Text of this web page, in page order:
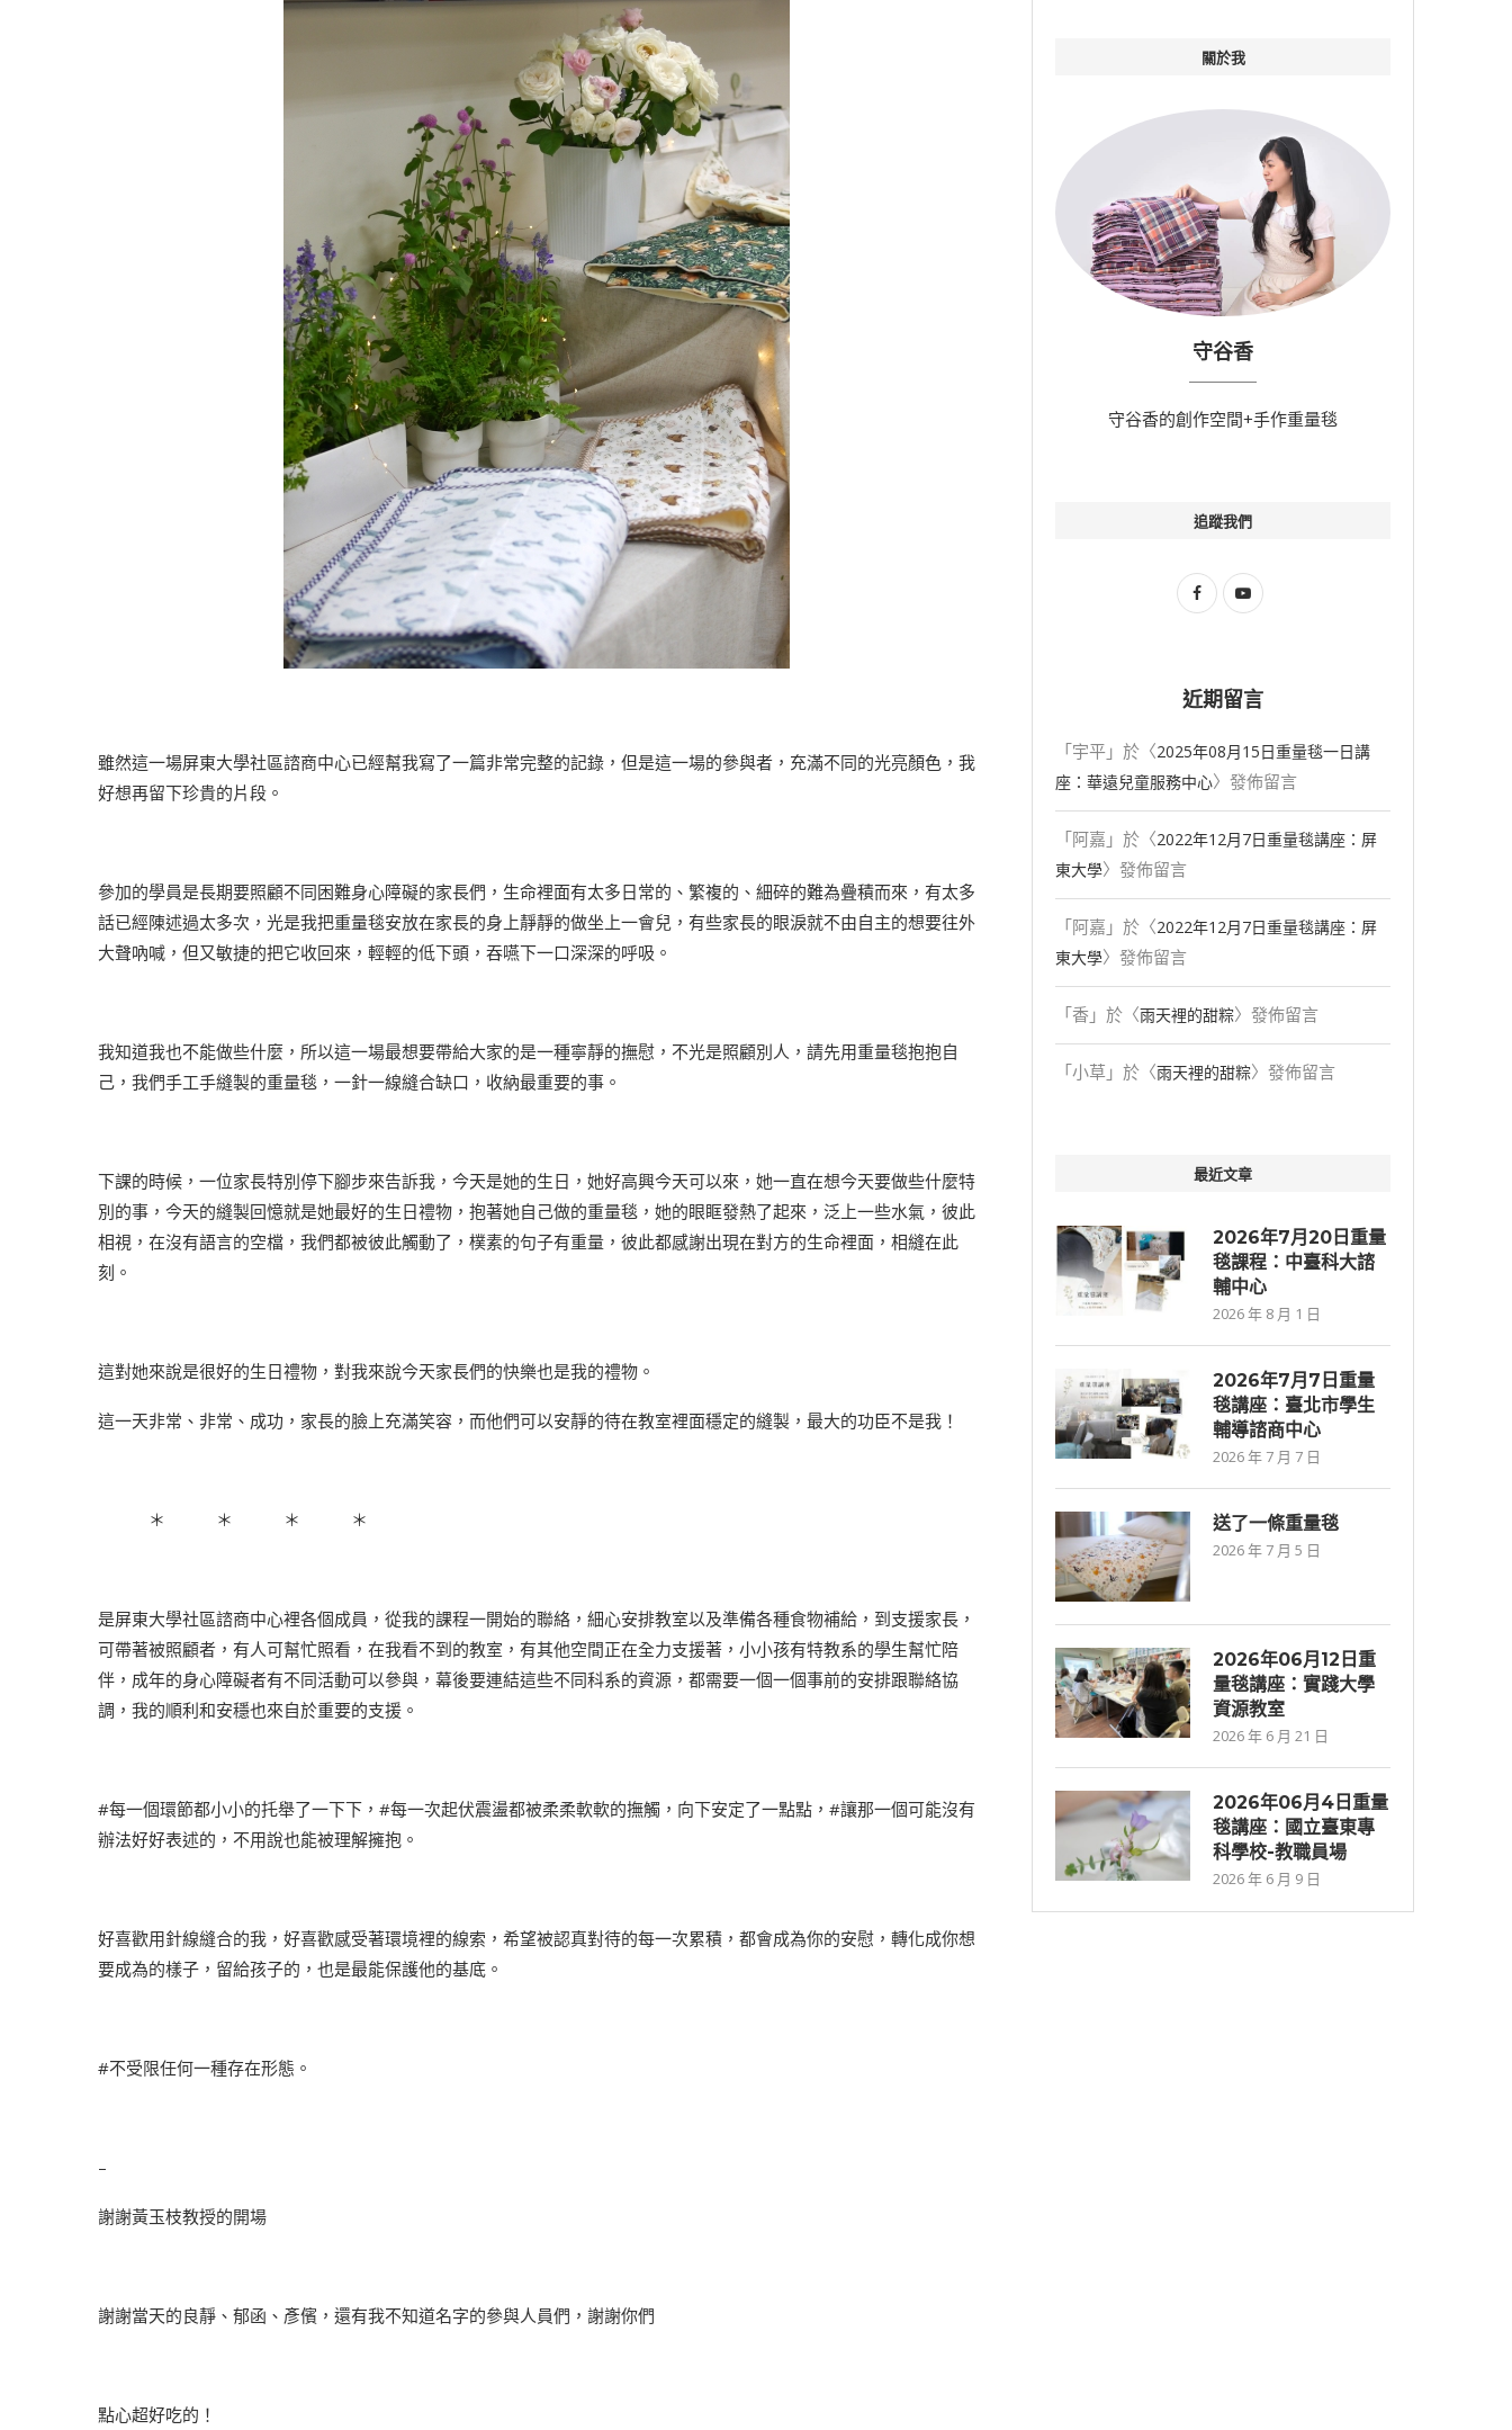
雖然這一場屏東大學社區諮商中心已經幫我寫了一篇非常完整的記錄，但是這一場的參與者，充滿不同的光亮顏色，我
好想再留下珍貴的片段。
參加的學員是長期要照顧不同困難身心障礙的家長們，生命裡面有太多日常的、繁複的、細碎的難為疊積而來，有太多
話已經陳述過太多次，光是我把重量毯安放在家長的身上靜靜的做坐上一會兒，有些家長的眼淚就不由自主的想要往外
大聲吶喊，但又敏捷的把它收回來，輕輕的低下頭，吞嚥下一口深深的呼吸。
我知道我也不能做些什麼，所以這一場最想要帶給大家的是一種寧靜的撫慰，不光是照顧別人，請先用重量毯抱抱自
己，我們手工手縫製的重量毯，一針一線縫合缺口，收納最重要的事。
下課的時候，一位家長特別停下腳步來告訴我，今天是她的生日，她好高興今天可以來，她一直在想今天要做些什麼特
別的事，今天的縫製回憶就是她最好的生日禮物，抱著她自己做的重量毯，她的眼眶發熱了起來，泛上一些水氣，彼此
相視，在沒有語言的空檔，我們都被彼此觸動了，樸素的句子有重量，彼此都感謝出現在對方的生命裡面，相縫在此
刻。
這對她來說是很好的生日禮物，對我來說今天家長們的快樂也是我的禮物。
這一天非常、非常、成功，家長的臉上充滿笑容，而他們可以安靜的待在教室裡面穩定的縫製，最大的功臣不是我！⠀
＊ ＊ ＊ ＊
是屏東大學社區諮商中心裡各個成員，從我的課程一開始的聯絡，細心安排教室以及準備各種食物補給，到支援家長，
可帶著被照顧者，有人可幫忙照看，在我看不到的教室，有其他空間正在全力支援著，小小孩有特教系的學生幫忙陪
伴，成年的身心障礙者有不同活動可以參與，幕後要連結這些不同科系的資源，都需要一個一個事前的安排跟聯絡協
調，我的順利和安穩也來自於重要的支援。
#每一個環節都小小的托舉了一下下 ， #每一次起伏震盪都被柔柔軟軟的撫觸 ，向下安定了一點點， #讓那一個可能沒有
辦法好好表述的 ，不用說也能被理解擁抱。
好喜歡用針線縫合的我，好喜歡感受著環境裡的線索，希望被認真對待的每一次累積，都會成為你的安慰，轉化成你想
要成為的樣子，留給孩子的，也是最能保護他的基底。
#不受限任何一種存在形態 。
​–
謝謝黃玉枝教授的開場
謝謝當天的良靜、郁函、彥儐，還有我不知道名字的參與人員們，謝謝你們
點心超好吃的！
關於我
守谷香
守谷香的創作空間+手作重量毯
追蹤我們
近期留言
「宇平 」於〈2025年08⽉15⽇重量毯一日講
座：華遠兒童服務中心〉發佈留言
「阿嘉 」於〈2022年12月7日重量毯講座：屏
東大學〉發佈留言
「阿嘉 」於〈2022年12月7日重量毯講座：屏
東大學〉發佈留言
「香 」於〈雨天裡的甜粽〉發佈留言
「小草 」於〈雨天裡的甜粽〉發佈留言
最近文章
2026年7月20日重量
毯課程：中臺科大諮
輔中心
2026 年 8 月 1 日
2026年7⽉7⽇重量
毯講座：臺北市學生
輔導諮商中心
2026 年 7 月 7 日
送了一條重量毯
2026 年 7 月 5 日
2026年06⽉12⽇重
量毯講座：實踐大學
資源教室
2026 年 6 月 21 日
2026年06月4日重量
毯講座：國立臺東專
科學校-教職員場
2026 年 6 月 9 日